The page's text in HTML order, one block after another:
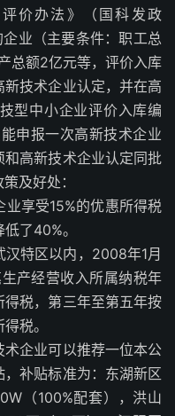
价办法》（国科发政
企业（主要条件：职工总
总额2亿元等，评价入库
技术企业认定，并在高
型中小企业评价入库编
申报一次高新技术企业
高新技术企业认定同批
及好处：
业享受15%的优惠所得税
了40%。
汉特区以内，2008年1月
产经营收入所属纳税年
税，第三年至第五年按
税。
术企业可以推荐一位本公
补贴标准为：东湖新区
（100%配套），洪山